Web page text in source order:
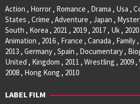
Action , Horror , Romance , Drama , Usa ,
States , Crime , Adventure , Japan ,
South , Korea , 2021 , 2019 , 2017 , Uk ,
Animation , 2016 , France , Canada , Family
2013 , Germany , Spain , Documentary ,
United , Kingdom , 2011 , Wrestling , 2009 ,
2008 , Hong Kong , 2010
LABEL FILM